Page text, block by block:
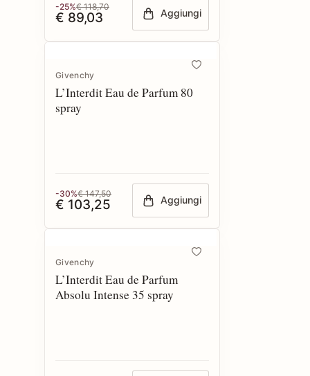
-25%€ 118,70
€ 89,03 Aggiungi
Givenchy
L’Interdit Eau de Parfum 80
spray
-30%€ 147,50
€ 103,25 Aggiungi
Givenchy
L’Interdit Eau de Parfum
Absolu Intense 35 spray